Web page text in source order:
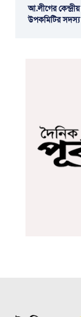
আ.লীগের
উপকমিটির সদস্য